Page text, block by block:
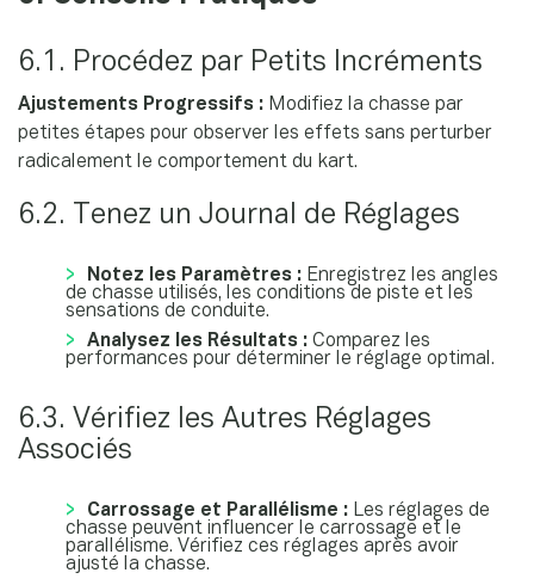
6.1. Procédez par Petits Incréments
Ajustements Progressifs : Modifiez la chasse par
petites étapes pour observer les effets sans perturber
radicalement le comportement du kart.
6.2. Tenez un Journal de Réglages
Notez les Paramètres : Enregistrez les angles
de chasse utilisés, les conditions de piste et les
sensations de conduite.
Analysez les Résultats : Comparez les
performances pour déterminer le réglage optimal.
6.3. Vérifiez les Autres Réglages
Associés
Carrossage et Parallélisme : Les réglages de
chasse peuvent influencer le carrossage et le
parallélisme. Vérifiez ces réglages après avoir
ajusté la chasse.